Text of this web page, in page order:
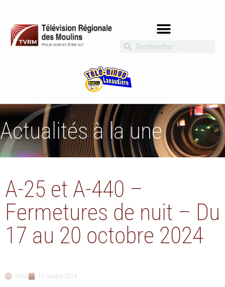
Actualités à la une
A-25 et A-440 –
Fermetures de nuit – Du
17 au 20 octobre 2024
TVRM 17 octobre 2024